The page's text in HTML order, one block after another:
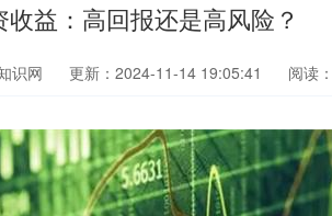
益：高回报还是高风险？
识网 更新：2024-11-14 19:05:41 阅读